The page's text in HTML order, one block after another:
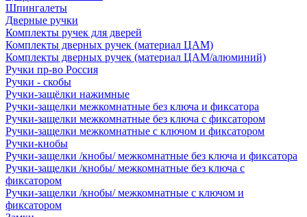
Шпингалеты
Дверные ручки
Комплекты ручек для дверей
Комплекты дверных ручек (материал ЦАМ)
Комплекты дверных ручек (материал ЦАМ/алюминий)
Ручки пр-во Россия
Ручки - скобы
Ручки-защёлки нажимные
Ручки-защелки межкомнатные без ключа и фиксатора
Ручки-защелки межкомнатные без ключа с фиксатором
Ручки-защелки межкомнатные с ключом и фиксатором
Ручки-кнобы
Ручки-защелки /кнобы/ межкомнатные без ключа и фиксатора
Ручки-защелки /кнобы/ межкомнатные без ключа с
фиксатором
Ручки-защелки /кнобы/ межкомнатные с ключом и
фиксатором